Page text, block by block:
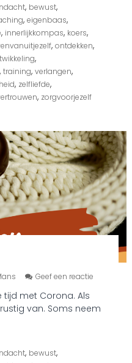
, bewust,
, eigenbaas,
, innerlijkkompas, koers,
, ontdekken,
,
, training, verlangen,
, zelfliefde,
, zorgvoorjezelf
Geef een reactieo
i
tijd met Corona. Als
van. Soms neem
, bewust,